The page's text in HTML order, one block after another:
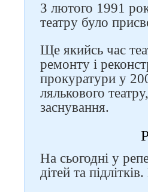
З лютого 1991
театру було
Ще якийсь час
ремонту і
прокуратури у
лялькового
заснування.
На сьогодні у
дітей та